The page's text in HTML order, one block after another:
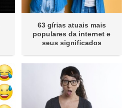
63 gírias atuais mais
populares da internet e
seus significados